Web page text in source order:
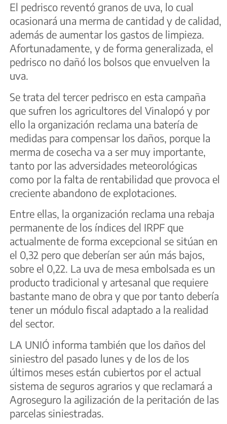
El pedrisco reventó granos de uva, lo cual
ocasionará una merma de cantidad y de calidad,
además de aumentar los gastos de limpieza.
Afortunadamente, y de forma generalizada, el
pedrisco no dañó los bolsos que envuelven la
uva.
Se trata del tercer pedrisco en esta campaña
que sufren los agricultores del Vinalopó y por
ello la organización reclama una batería de
medidas para compensar los daños, porque la
merma de cosecha va a ser muy importante,
tanto por las adversidades meteorológicas
como por la falta de rentabilidad que provoca el
creciente abandono de explotaciones.
Entre ellas, la organización reclama una rebaja
permanente de los índices del IRPF que
actualmente de forma excepcional se sitúan en
el 0,32 pero que deberían ser aún más bajos,
sobre el 0,22. La uva de mesa embolsada es un
producto tradicional y artesanal que requiere
bastante mano de obra y que por tanto debería
tener un módulo fiscal adaptado a la realidad
del sector.
LA UNIÓ informa también que los daños del
siniestro del pasado lunes y de los de los
últimos meses están cubiertos por el actual
sistema de seguros agrarios y que reclamará a
Agroseguro la agilización de la peritación de las
parcelas siniestradas.